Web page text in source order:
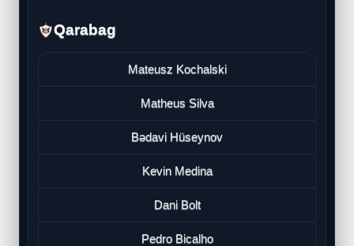
Qarabag
Mateusz Kochalski
Matheus Silva
Bədavi Hüseynov
Kevin Medina
Dani Bolt
Pedro Bicalho